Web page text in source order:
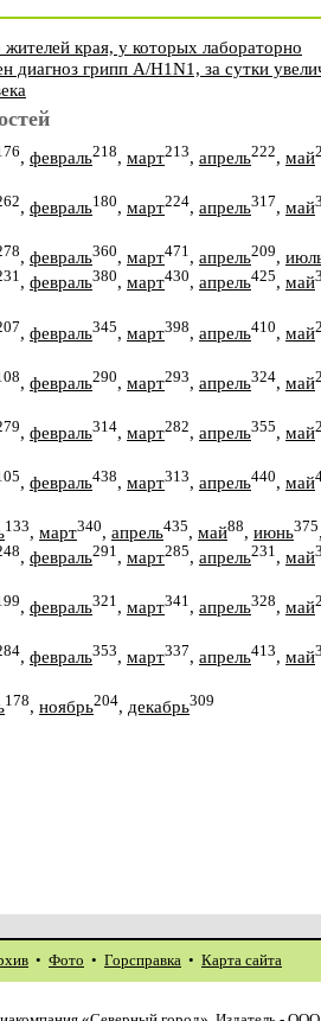
жителей края, у которых лабораторно
диагноз грипп А/Н1N1, за сутки
, февраль218, март213, апрель222, май
, февраль180, март224, апрель317, май
, февраль360, март471, апрель209,
, февраль380, март430, апрель425, май
, февраль345, март398, апрель410, май
, февраль290, март293, апрель324, май
, февраль314, март282, апрель355, май
, февраль438, март313, апрель440, май
133, март340, апрель435, май88, июнь375,
, февраль291, март285, апрель231, май
, февраль321, март341, апрель328, май
, февраль353, март337, апрель413, май
178, ноябрь204, декабрь309
• Фото • Горсправка • Карта сайта